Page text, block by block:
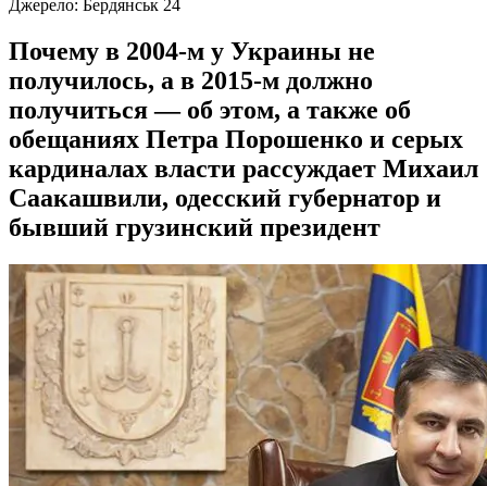
Джерело: Бердянськ 24
Почему в 2004‑м у Украины не
получилось, а в 2015‑м должно
получиться — об этом, а также об
обещаниях Петра Порошенко и серых
кардиналах власти рассуждает Михаил
Саакашвили, одесский губернатор и
бывший грузинский президент